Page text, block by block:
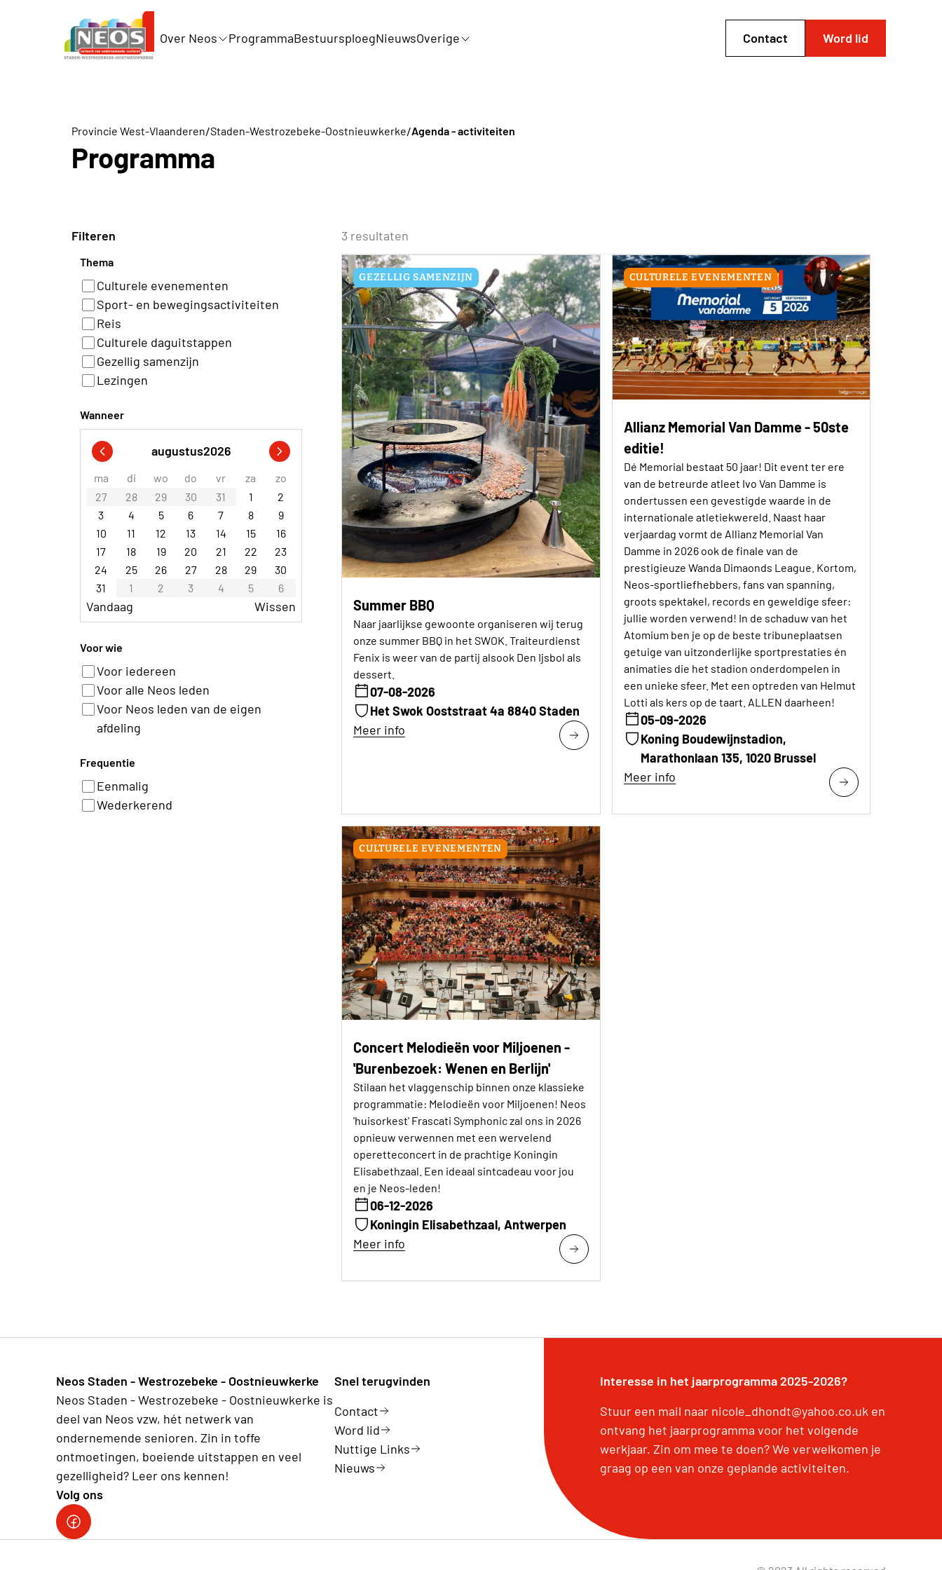
Over Neos ProgrammaBestuursploegNieuwsOverige Contact Word lid
Provincie West-Vlaanderen/Staden-Westrozebeke-Oostnieuwkerke/Agenda - activiteiten
Programma
Filteren
Thema
Culturele evenementen
Sport- en bewegingsactiviteiten
Reis
Culturele daguitstappen
Gezellig samenzijn
Lezingen
Wanneer
augustus2026
ma di wo do vr za
zo
27
28 29 30 31 1
2
3
4 5 6 7 8
9
10
11 12 13 14 15
16
17
18 19 20 21 22
23
24
25 26 27 28 29
30
31
1 2 3 4 5 6
Vandaag Wissen
Voor wie
Voor iedereen
Voor alle Neos leden
Voor Neos leden van de eigen
afdeling
Frequentie
Eenmalig
Wederkerend
3 resultaten
GEZELLIG SAMENZIJN
Summer BBQ
Naar jaarlijkse gewoonte organiseren wij terug
onze summer BBQ in het SWOK. Traiteurdienst
Fenix is weer van de partij alsook Den Ijsbol als
dessert.
07-08-2026
Het Swok Ooststraat 4a 8840 Staden
Meer info
CULTURELE EVENEMENTEN
Allianz Memorial Van Damme - 50ste
editie!
Dé Memorial bestaat 50 jaar! Dit event ter ere
van de betreurde atleet Ivo Van Damme is
ondertussen een gevestigde waarde in de
internationale atletiekwereld. Naast haar
verjaardag vormt de Allianz Memorial Van
Damme in 2026 ook de finale van de
prestigieuze Wanda Dimaonds League. Kortom,
Neos-sportliefhebbers, fans van spanning,
groots spektakel, records en geweldige sfeer:
jullie worden verwend! In de schaduw van het
Atomium ben je op de beste tribuneplaatsen
getuige van uitzonderlijke sportprestaties én
animaties die het stadion onderdompelen in
een unieke sfeer. Met een optreden van Helmut
Lotti als kers op de taart. ALLEN daarheen!
05-09-2026
Koning Boudewijnstadion,
Marathonlaan 135, 1020 Brussel
Meer info
CULTURELE EVENEMENTEN
Concert Melodieën voor Miljoenen -
'Burenbezoek: Wenen en Berlijn'
Stilaan het vlaggenschip binnen onze klassieke
programmatie: Melodieën voor Miljoenen! Neos
'huisorkest' Frascati Symphonic zal ons in 2026
opnieuw verwennen met een wervelend
operetteconcert in de prachtige Koningin
Elisabethzaal. Een ideaal sintcadeau voor jou
en je Neos-leden!
06-12-2026
Koningin Elisabethzaal, Antwerpen
Meer info
Neos Staden - Westrozebeke - Oostnieuwkerke
Neos Staden - Westrozebeke - Oostnieuwkerke is
deel van Neos vzw, hét netwerk van
ondernemende senioren. Zin in toffe
ontmoetingen, boeiende uitstappen en veel
gezelligheid? Leer ons kennen!
Volg ons
Facebook
Snel terugvinden
Contact
Word lid
Nuttige Links
Nieuws
Interesse in het jaarprogramma 2025-2026?
Stuur een mail naar nicole_dhondt@yahoo.co.uk en
ontvang het jaarprogramma voor het volgende
werkjaar. Zin om mee te doen? We verwelkomen je
graag op een van onze geplande activiteiten.